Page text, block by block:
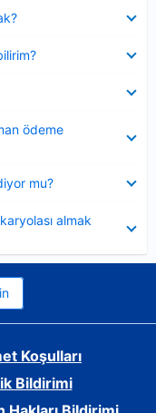
ödeme
mu?
almak
Koşulları
Bildirimi